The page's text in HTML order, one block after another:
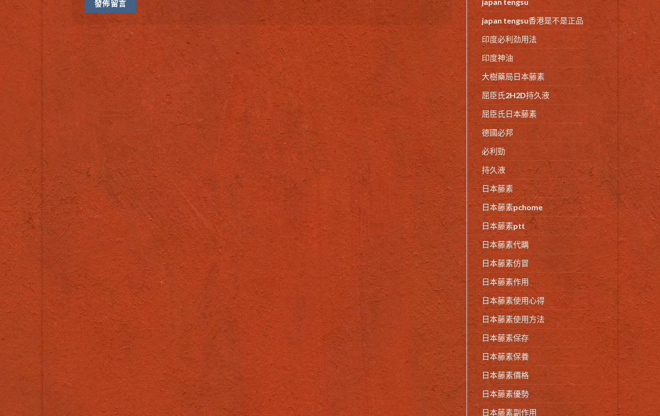
japan tengsu香港是不是正品
印度必利劲用法
印度神油
大樹藥局日本藤素
屈臣氏2H2D持久液
屈臣氏日本藤素
德國必邦
必利勁
持久液
日本藤素
日本藤素pchome
日本藤素ptt
日本藤素代購
日本藤素仿冒
日本藤素作用
日本藤素使用心得
日本藤素使用方法
日本藤素保存
日本藤素保養
日本藤素價格
日本藤素優勢
日本藤素副作用